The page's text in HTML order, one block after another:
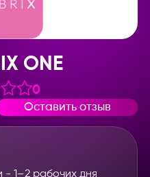
ONE
0
Оставить отзыв
- 1–2 рабочих дня